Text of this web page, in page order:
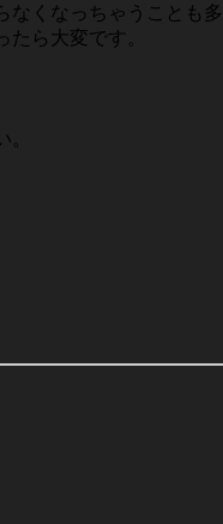
なくなっちゃうことも
ら大変です。